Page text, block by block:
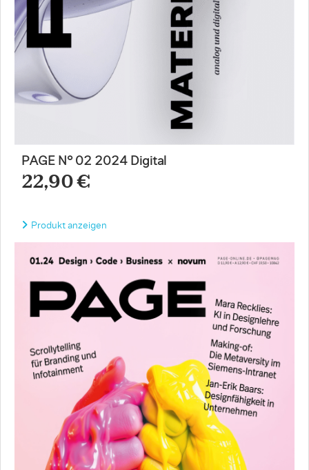
PAGE N° 02 2024 Digital
22,90 €
Produkt anzeigen